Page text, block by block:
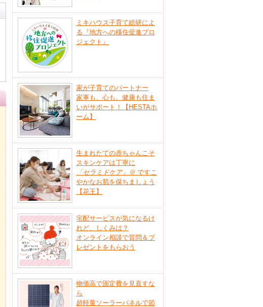
ミキハウス子育て総研によ
る『地方への移住促進プロ
ジェクト』
家が子育てのパートナー
家事も、心も、健康も住ま
いがサポート！【HESTAホ
ーム】
生まれたての赤ちゃんこそ
スキンケアは丁寧に
「セラミドケア」 ※ ですこ
やかなお肌を保ちましょう
【花王】
宅配サービスが気になるけ
れど、しくみは？
オンライン相談で質問＆プ
レゼントをもらおう
物価高で固定費を見直すな
ら
超軽量ソーラーパネルで節